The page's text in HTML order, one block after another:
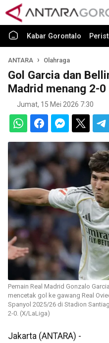
Kabar Gorontalo
ANTARA Olahraga
Gol Garcia dan
Madrid menang 2-
Jumat, 15 Mei 2026 7:30
Pemain Real Madrid Gonzalo
mencetak gol ke gawang Real
Spanyol 2025/26 di Stadion
2-0. (X/LaLiga)
Jakarta (ANTARA) -